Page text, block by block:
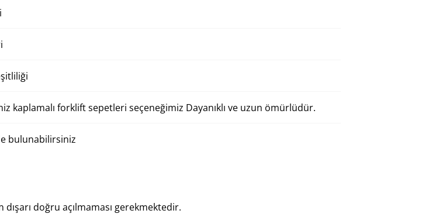
kaplamalı forklift sepetleri seçeneğimiz Dayanıklı ve uzun ömürlüdür.
bulunabilirsiniz
doğru açılmaması gerekmektedir.